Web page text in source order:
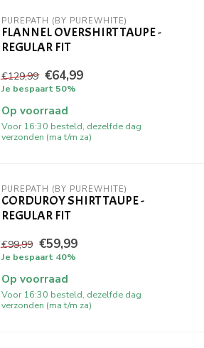
PUREPATH (BY PUREWHITE)
FLANNEL OVERSHIRT TAUPE -
REGULAR FIT
€129,99 €64,99
Je bespaart 50%
Op voorraad
Voor 16:30 besteld, dezelfde dag
verzonden (ma t/m za)
PUREPATH (BY PUREWHITE)
CORDUROY SHIRT TAUPE -
REGULAR FIT
€99,99 €59,99
Je bespaart 40%
Op voorraad
Voor 16:30 besteld, dezelfde dag
verzonden (ma t/m za)